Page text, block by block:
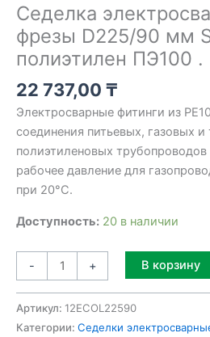
Седелка
фрезы D225/90 мм
полиэтилен ПЭ100 .
22 737,00 ₸
Электросварные фитинги из
соединения питьевых, газовых и
полиэтиленовых
рабочее давление для
при 20°C.
Доступность: 20 в наличии
- + В корзину
Артикул: 12ECOL22590
Категории: Седелки